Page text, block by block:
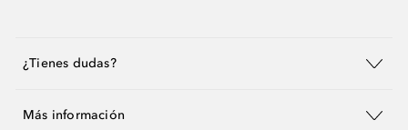
¿Tienes dudas?
Más información